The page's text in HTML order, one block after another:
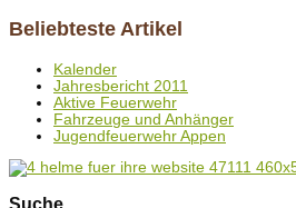
Beliebteste Artikel
Kalender
Jahresbericht 2011
Aktive Feuerwehr
Fahrzeuge und Anhänger
Jugendfeuerwehr Appen
Suche